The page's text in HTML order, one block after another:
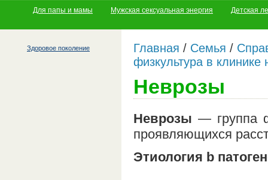
Для папы и мамы Мужская сексуальная энергия Детская
Здоровое поколение Главная / Семья /
физкультура в
Неврозы
Неврозы — группа
проявляющихся
Этиология b